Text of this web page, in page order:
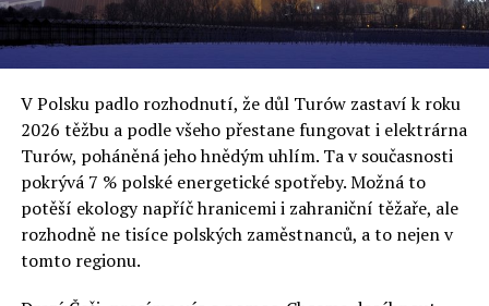
uvěří a nebudou se ptát na podrobnosti,“ řekl Rafał
Ziemkiewicz, redaktor týdeníku Do Rzeczy a ironicky
dodal: „Když se nynějšímu vedení státního hřebčince
podařilo prodat na aukci 10 plemenných koní za 600
000 euro, bylo to provládními médii oslavované jako
velký úspěch. Za vlády PiS se 14 koní prodalo za 2,5
milionu euro, což bylo stejnou mediální partou
komentováno jako konec polského chovu koní. Ve vidění
kontrolorů činnosti PiS ale určitě šlo při prodeji koní o
praní peněz či jinou nelegální činnost.“
Tuskova čísla jsou ale ujetá i jinde, pokračoval
Ziemkiewicz. „Ve vládní aféře PiS kolem vydávání víz
V Polsku padlo rozhodnutí, že důl Turów zastaví k roku
2026 těžbu a podle všeho přestane fungovat i elektrárna
Turów, poháněná jeho hnědým uhlím. Ta v současnosti
pokrývá 7 % polské energetické spotřeby. Možná to
potěší ekology napříč hranicemi i zahraniční těžaře, ale
rozhodně ne tisíce polských zaměstnanců, a to nejen v
tomto regionu.